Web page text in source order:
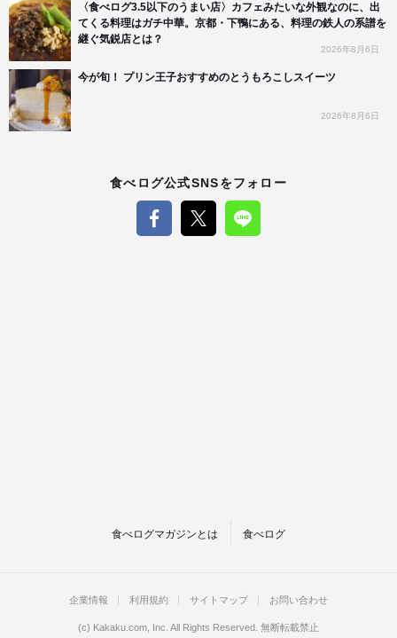
〈食べログ3.5以下のうまい店〉カフェみたいな外観なのに、出
てくる料理はガチ中華。京都・下鴨にある、料理の鉄人の系譜を
継ぐ気鋭店とは？
2026年8月6日
今が旬！ プリン王子おすすめのとうもろこしスイーツ
2026年8月6日
食べログ公式SNSをフォロー
食べログマガジンとは 食べログ
企業情報 利用規約 サイトマップ お問い合わせ
(c) Kakaku.com, Inc. All Rights Reserved. 無断転載禁止